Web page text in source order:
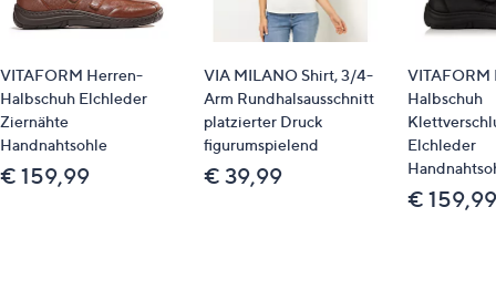
verstärkte Ferse
Glattleder
Schuhweite: H
VITAFORM Herren-
Halbschuh Elchleder
Ziernähte
Handnahtsohle
€ 159,99
VIA MILANO Shirt, 3/4-
Arm Rundhalsausschnitt
platzierter Druck
figurumspielend
€ 39,99
VITAFORM
Halbschuh
Elchleder
€ 159,99